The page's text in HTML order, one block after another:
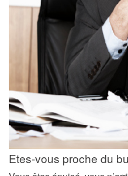
Etes-vous proche du